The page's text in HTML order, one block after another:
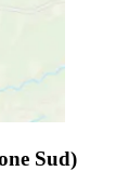
Sud)